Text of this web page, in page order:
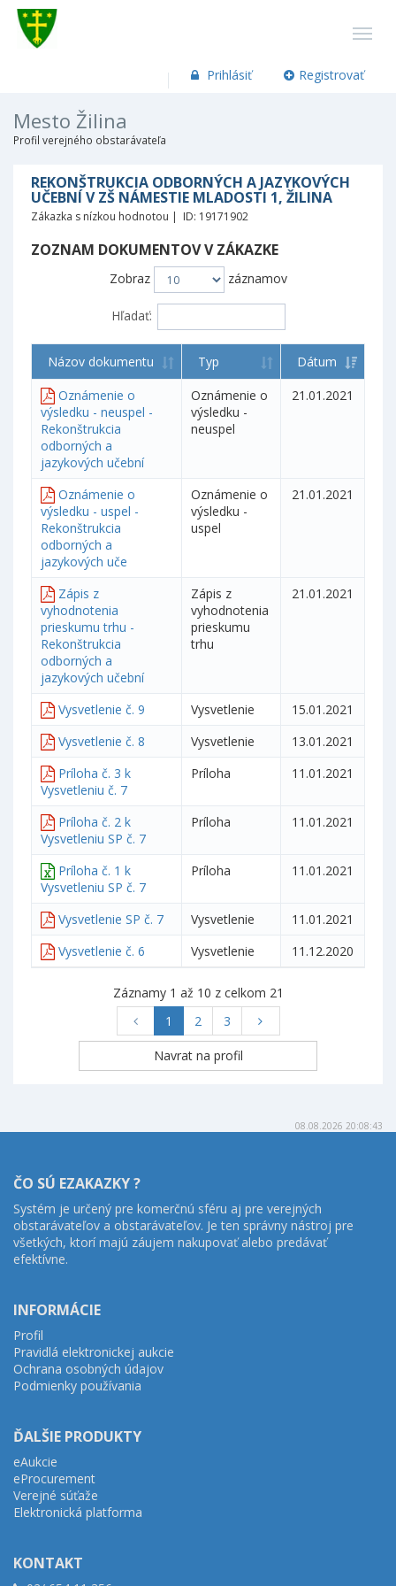
Prihlásiť Registrovať
Mesto Žilina
Profil verejného obstarávateľa
REKONŠTRUKCIA ODBORNÝCH A JAZYKOVÝCH
UČEBNÍ V ZŠ NÁMESTIE MLADOSTI 1, ŽILINA
Zákazka s nízkou hodnotou | ID: 19171902
ZOZNAM DOKUMENTOV V ZÁKAZKE
Zobraz záznamov
Hľadať:
Názov dokumentu Typ
Dátum
Oznámenie o
výsledku - neuspel -
Rekonštrukcia
odborných a
jazykových učební
Oznámenie o
výsledku -
neuspel
21.01.2021
Oznámenie o
výsledku - uspel -
Rekonštrukcia
odborných a
jazykových uče
Oznámenie o
výsledku -
uspel
21.01.2021
Zápis z
vyhodnotenia
prieskumu trhu -
Rekonštrukcia
odborných a
jazykových učební
Zápis z
vyhodnotenia
prieskumu
trhu
21.01.2021
Vysvetlenie č. 9 Vysvetlenie
15.01.2021
Vysvetlenie č. 8
Vysvetlenie
13.01.2021
Príloha č. 3 k
Vysvetleniu č. 7
Príloha 11.01.2021
Príloha č. 2 k
Vysvetleniu SP č. 7
Príloha 11.01.2021
Príloha č. 1 k
Vysvetleniu SP č. 7
Príloha 11.01.2021
Vysvetlenie SP č. 7 Vysvetlenie
11.01.2021
Vysvetlenie č. 6
Vysvetlenie 11.12.2020
Záznamy 1 až 10 z celkom 21
1
2 3
08.08.2026 20:08:43
ČO SÚ EZAKAZKY ?
Systém je určený pre komerčnú sféru aj pre verejných
obstarávateľov a obstarávateľov. Je ten správny nástroj pre
všetkých, ktorí majú záujem nakupovať alebo predávať
efektívne.
INFORMÁCIE
Profil
Pravidlá elektronickej aukcie
Ochrana osobných údajov
Podmienky používania
ĎALŠIE PRODUKTY
eAukcie
eProcurement
Verejné súťaže
Elektronická platforma
KONTAKT